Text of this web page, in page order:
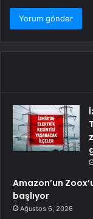
Amazon’un
başlıyor
Ağustos 6, 2026